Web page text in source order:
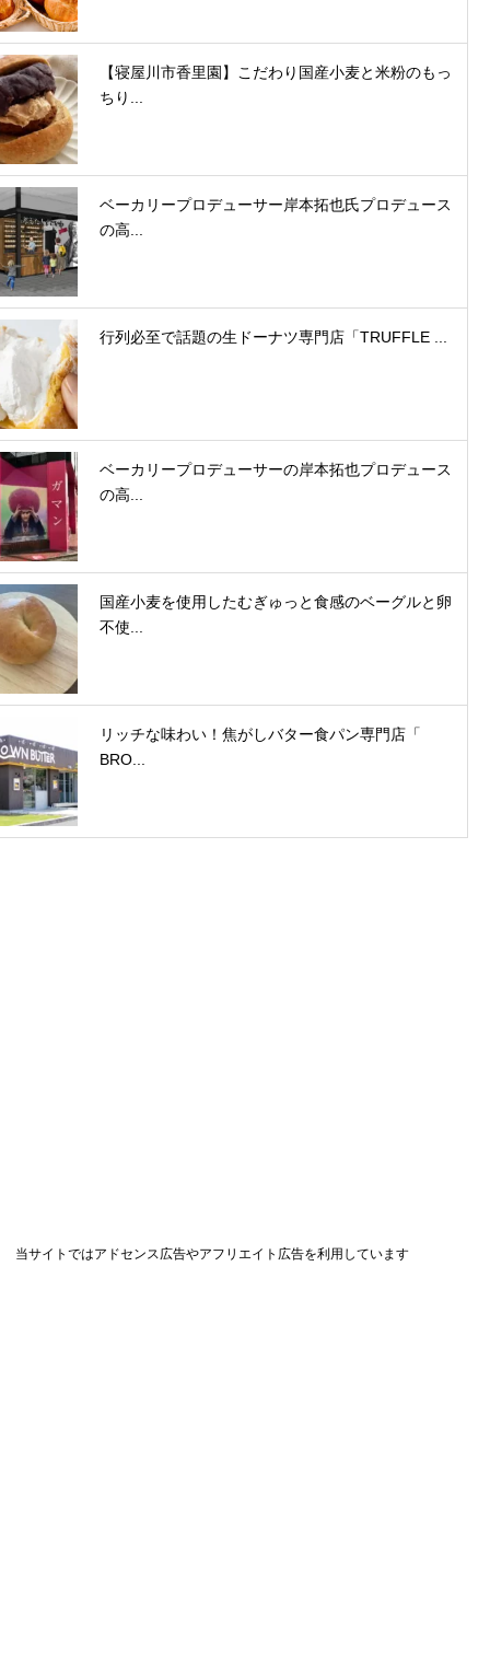
【寝屋川市香里園】こだわり国産小麦と米粉のもっ
ちり...
ベーカリープロデューサー岸本拓也氏プロデュース
の高...
行列必至で話題の生ドーナツ専門店「TRUFFLE ...
ベーカリープロデューサーの岸本拓也プロデュース
の高...
国産小麦を使用したむぎゅっと食感のベーグルと卵
不使...
リッチな味わい！焦がしバター食パン専門店「
BRO...
当サイトではアドセンス広告やアフリエイト広告を利用しています